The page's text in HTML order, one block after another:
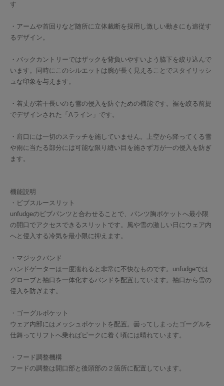
す
・アームや首回りなど随所に立体裁断を採用し激しい動きにも追従す
るデザイン。
・バックカントリーではザックを背負いやすいよう脇下を絞り込んで
います。同時にこのシルエットは腕が長く見えることでスタイリッシ
ュな印象を与えます。
・着丈が若干長いのも雪の侵入を防ぐための機能です。裾を絞る前提
でデザインされた「Aライン」です。
・肩口には一切のステッチを施していません。上空から降ってくる雪
や雨に当たる部分には可能な限り縫い目を施さず万が一の侵入を防ぎ
ます。
機能説明
・ビブスルースリット
unfudgeのビブパンツと合わせることで、パンツ胸ポケットへ最小限
の開口でアクセスできるスリットです。風や雪の激しい日にウェア内
へと侵入する冷気を最小限に抑えます。
・マジックバンド
ハンドゲーターは一度濡れると非常に不快なものです。unfudgeでは
グローブと袖口を一体化するバンドを配置しています。袖口から雪の
侵入を防ぎます。
・ゴーグルポケット
ウェア内部にはメッシュポケットを配置。曇ってしまったゴーグルを
仕舞ってリフトへ乗ればピークに着く頃には晴れています。
・フード調整機構
フードの調整は開口部と後頭部の２箇所に配置しています。